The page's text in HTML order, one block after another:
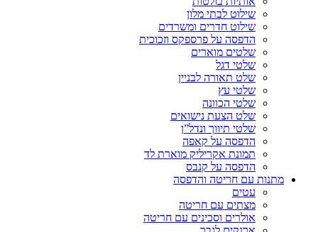
שילוט לבתי מלון
שילוט חדרים ומשרדים
הדפסה על פרספקס וזכוכית
שלטים מוארים
שלטי דגל
שלט תאורה לבניין
שלטי עץ
שלטי הכוונה
שלט הצעת נישואים
שלטי תיווך ונדל”ן
הדפסה על קאפה
תמונת אקריליק מוארת לד
הדפסה על קנבס
מתנות עם חריטה והדפסה
עטים
מצתים עם חריטה
אולרים וסכינים עם חריטה